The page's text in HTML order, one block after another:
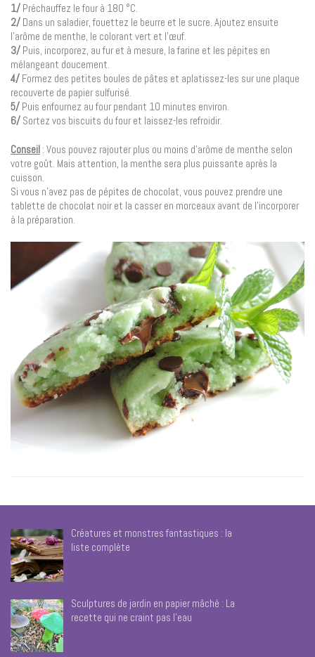
1/ Préchauffez le four à 180 °C.
2/ Dans un saladier, fouettez le beurre et le sucre. Ajoutez ensuite
l’arôme de menthe, le colorant vert et l’œuf.
3/ Puis, incorporez, au fur et à mesure, la farine et les pépites en
mélangeant doucement.
4/ Formez des petites boules de pâtes et aplatissez-les sur une plaque
recouverte de papier sulfurisé.
5/ Puis enfournez au four pendant 10 minutes environ.
6/ Sortez vos biscuits du four et laissez-les refroidir.
Conseil : Vous pouvez rajouter plus ou moins d’arôme de menthe selon
votre goût. Mais attention, la menthe sera plus puissante après la
cuisson.
Si vous n’avez pas de pépites de chocolat, vous pouvez prendre une
tablette de chocolat noir et la casser en morceaux avant de l’incorporer
à la préparation.
Créatures et monstres fantastiques : la
liste complète
Sculptures de jardin en papier mâché : La
recette qui ne craint pas l’eau